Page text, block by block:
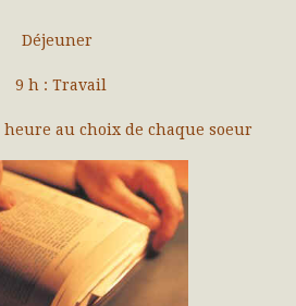
Déjeuner
9 h : Travail
au choix de chaque soeur